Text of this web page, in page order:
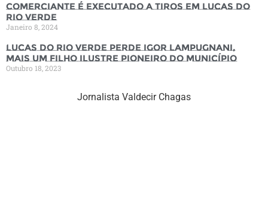
Comerciante é executado a tiros em Lucas do
Rio Verde
Janeiro 8, 2024
Lucas do Rio Verde perde Igor Lampugnani,
mais um filho ilustre pioneiro do município
Outubro 18, 2023
Jornalista Valdecir Chagas